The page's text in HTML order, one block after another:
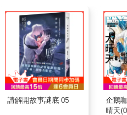
原來這群億萬富翁聚在一起，所討論
沒想到，所以當千萬富翁開始擁有億
覺在三年內成為億萬富翁。
窮人看口袋，富人看腦袋。窮人一股
知留下財富給子孫，不見得能提升
拿人手軟；從小，就不應亂給孩子零
慣。
請解開故事謎底 05
企鵝
晴天